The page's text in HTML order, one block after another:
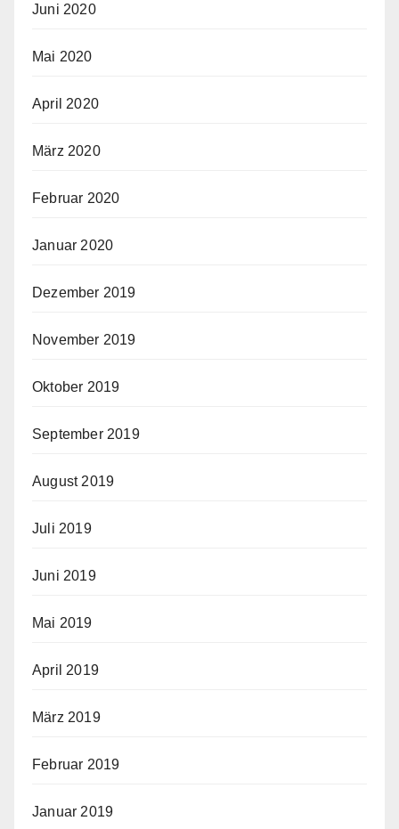
Juni 2020
Mai 2020
April 2020
März 2020
Februar 2020
Januar 2020
Dezember 2019
November 2019
Oktober 2019
September 2019
August 2019
Juli 2019
Juni 2019
Mai 2019
April 2019
März 2019
Februar 2019
Januar 2019